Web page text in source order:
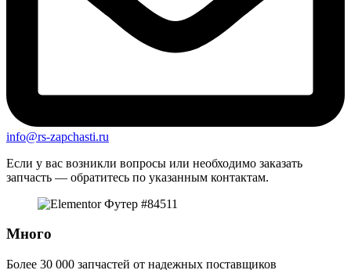
info@rs-zapchasti.ru
Если у вас возникли вопросы или необходимо заказать
запчасть — обратитесь по указанным контактам.
Много
Более 30 000 запчастей от надежных поставщиков